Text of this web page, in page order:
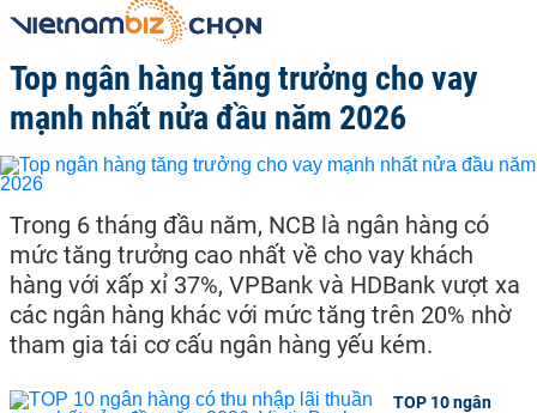
Top ngân hàng tăng trưởng cho vay
mạnh nhất nửa đầu năm 2026
Trong 6 tháng đầu năm, NCB là ngân hàng có
mức tăng trưởng cao nhất về cho vay khách
hàng với xấp xỉ 37%, VPBank và HDBank vượt xa
các ngân hàng khác với mức tăng trên 20% nhờ
tham gia tái cơ cấu ngân hàng yếu kém.
TOP 10 ngân